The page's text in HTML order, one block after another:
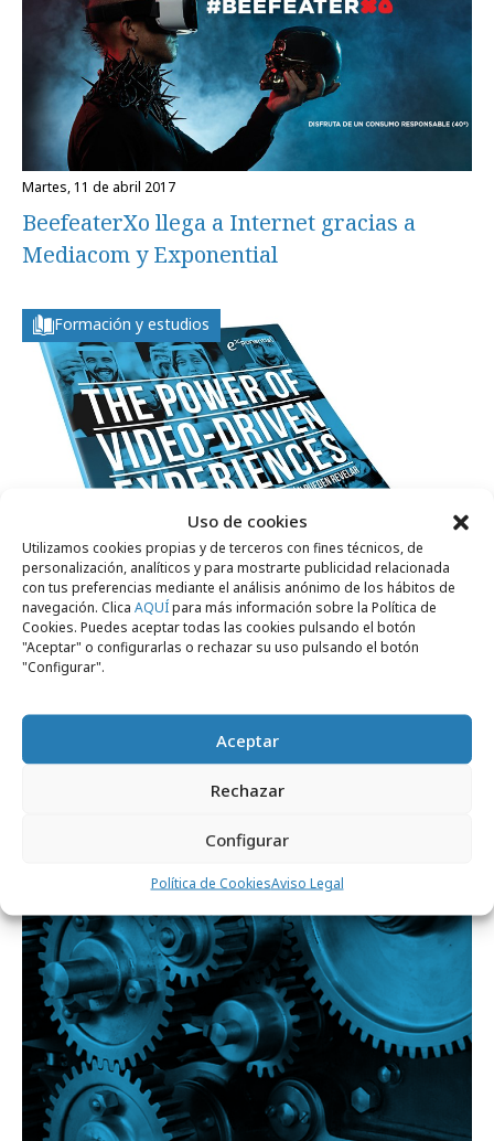
Uso de cookies
Utilizamos cookies propias y de terceros con fines técnicos, de
personalización, analíticos y para mostrarte publicidad relacionada
con tus preferencias mediante el análisis anónimo de los hábitos de
navegación. Clica AQUÍpara más información sobre la Política de
Cookies. Puedes aceptar todas las cookies pulsando el botón
"Aceptar" o configurarlas o rechazar su uso pulsando el botón
"Configurar".
Aceptar
Rechazar
Configurar
Política de CookiesAviso Legal
martes, 11 de abril 2017
BeefeaterXo llega a Internet gracias a
Mediacom y Exponential
Formación y estudios
El poder del vídeo interactivo frente al